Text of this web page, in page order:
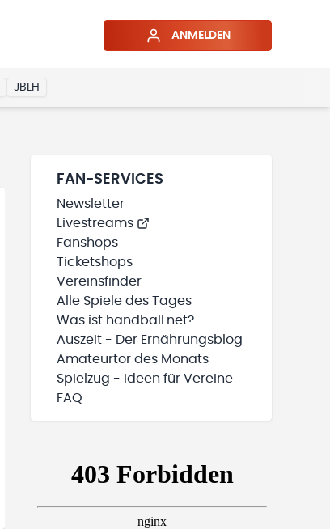
ANMELDEN
JBLH
FAN-SERVICES
Newsletter
Livestreams
Fanshops
Ticketshops
Vereinsfinder
Alle Spiele des Tages
Was ist handball.net?
Auszeit - Der Ernährungsblog
Amateurtor des Monats
Spielzug - Ideen für Vereine
FAQ